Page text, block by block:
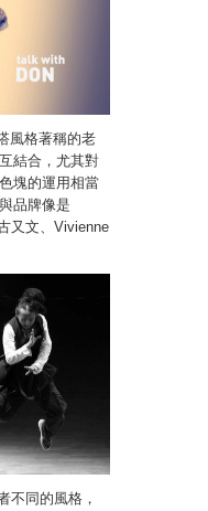
風格著稱的老
結合，尤其對
塊的運用相當
品牌像是
又文、Vivienne
不同的風格，